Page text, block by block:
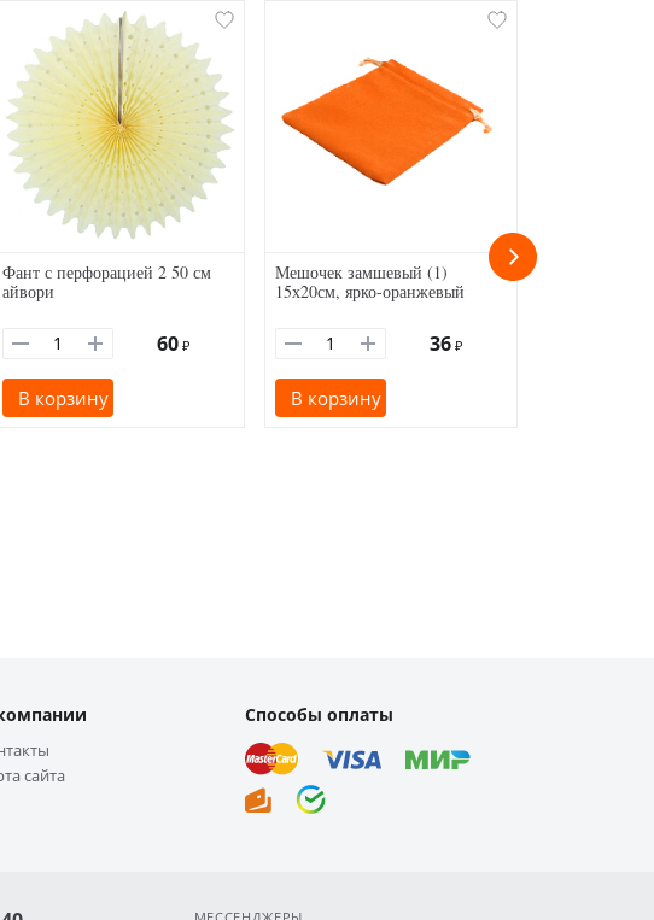
Фант с перфорацией 2 50 см
айвори
60 ₽
В корзину
Мешочек замшевый (1)
15х20см, ярко-оранжевый
36 ₽
В корзину
сайта
Способы оплаты